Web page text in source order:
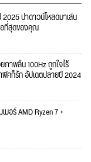
น่าดาวน์โหลดมาเล่น
ที่สุดของคุณ
าพลื่น 100Hz ถูกใจไร้
ฟิคก็รัก อัปเดตปลายปี 2024
มอร์ AMD Ryzen 7 +